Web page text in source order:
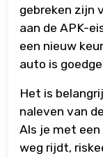
gebreken zijn
aan de APK-
een nieuw
auto is
Het is
naleven van
Als je met
weg rijdt,